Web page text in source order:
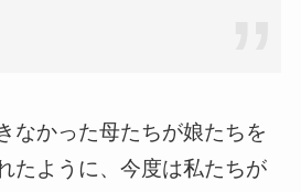
なかった母たちが娘たちを
たように、今度は私たちが